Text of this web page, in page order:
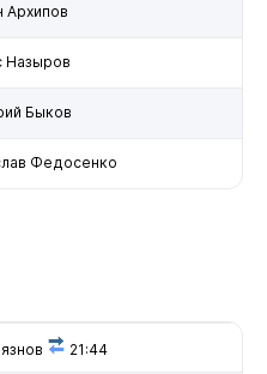
Архипов
Назыров
Быков
Федосенко
21:44